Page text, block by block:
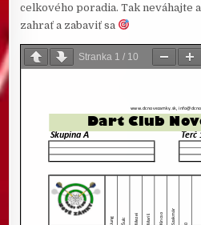
celkového poradia. Tak neváhajte
zahrať a zabaviť sa
Stranka 1 / 10